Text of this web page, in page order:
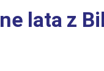
lata z